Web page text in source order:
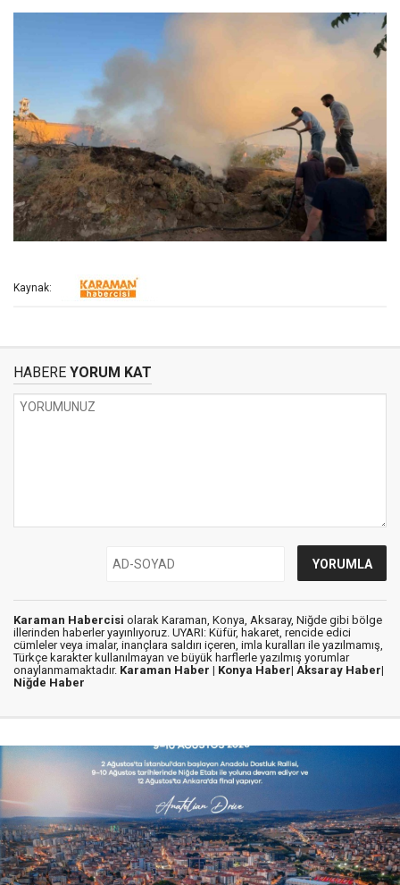
Kaynak:
HABERE YORUM KAT
Karaman Habercisi olarak Karaman, Konya, Aksaray, Niğde gibi bölge
illerinden haberler yayınlıyoruz. UYARI: Küfür, hakaret, rencide edici
cümleler veya imalar, inançlara saldırı içeren, imla kuralları ile yazılmamış,
Türkçe karakter kullanılmayan ve büyük harflerle yazılmış yorumlar
onaylanmamaktadır. Karaman Haber | Konya Haber| Aksaray Haber|
Niğde Haber